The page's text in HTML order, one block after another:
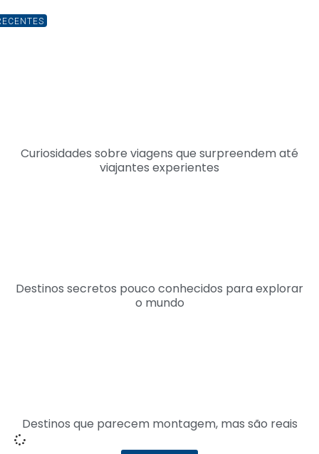
Curiosidades sobre viagens que surpreendem até
viajantes experientes
Destinos secretos pouco conhecidos para explorar
o mundo
Destinos que parecem montagem, mas são reais